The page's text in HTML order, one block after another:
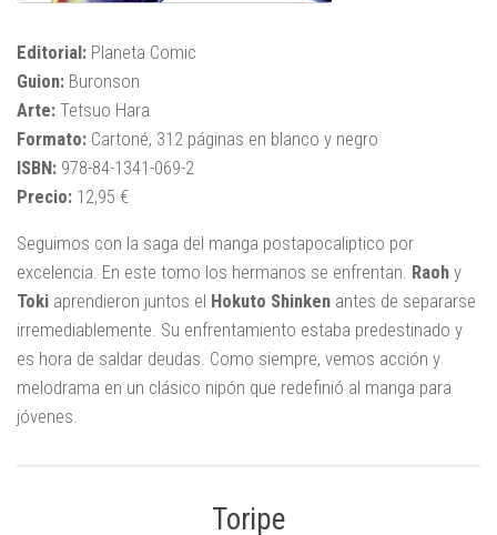
Editorial: Planeta Comic
Guion: Buronson
Arte: Tetsuo Hara
Formato: Cartoné, 312 páginas en blanco y negro
ISBN: 978-84-1341-069-2
Precio: 12,95 €
Seguimos con la saga del manga postapocaliptico por
excelencia. En este tomo los hermanos se enfrentan. Raoh y
Toki aprendieron juntos el Hokuto Shinken antes de separarse
irremediablemente. Su enfrentamiento estaba predestinado y
es hora de saldar deudas. Como siempre, vemos acción y
melodrama en un clásico nipón que redefinió al manga para
jóvenes.
Toripe